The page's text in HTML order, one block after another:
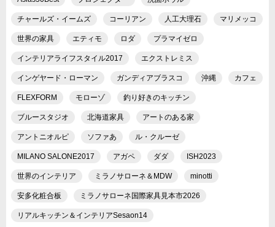
チャールズ・イームズ コーリアン 人工大理石 マリメッコ
世界の家具 エティモ ロダ プラマイゼロ
インテリアライフスタイル2017 エクストレミス
インゲヤード・ローマン ガンディアブラスコ 沖縄 カフェ
FLEXFORM モローゾ 釣り好きのキッチン
ブルースタジオ 北海道家具 アートのある家
アントニオルピ ソファあ ル・クルーゼ
MILANO SALONE2017 アガペ ダダ ISH2023
世界のインテリア ミラノサローネ＆MDW minotti
安多化粧合板 ミラノサローネ国際家具見本市2026
リアルキッチン＆インテリアSesaon14